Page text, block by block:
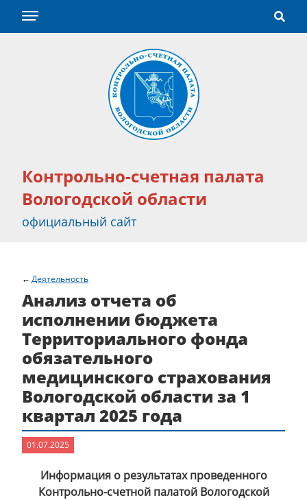
Контрольно-счетная палата
Вологодской области
официальный сайт
Деятельность
Анализ отчета об
исполнении бюджета
Территориального фонда
обязательного
медицинского страхования
Вологодской области за 1
квартал 2025 года
01.07.2025
Информация о результатах проведенного
Контрольно-счетной палатой Вологодской